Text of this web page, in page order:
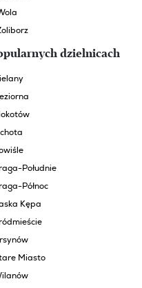
dzielnicach
Południe
Północ
Kępa
Miasto